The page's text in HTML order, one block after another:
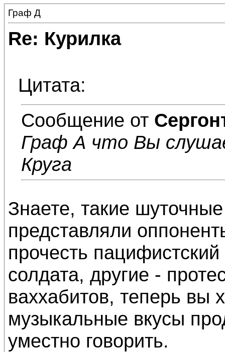
Граф Д
Re: Курилка
Цитата:
Сообщение от
Граф А что Вы
Круга
Знаете, такие
представляли
прочесть
солдата, другие -
ваххабитов, теперь вы
музыкальные вкусы
уместно говорить.